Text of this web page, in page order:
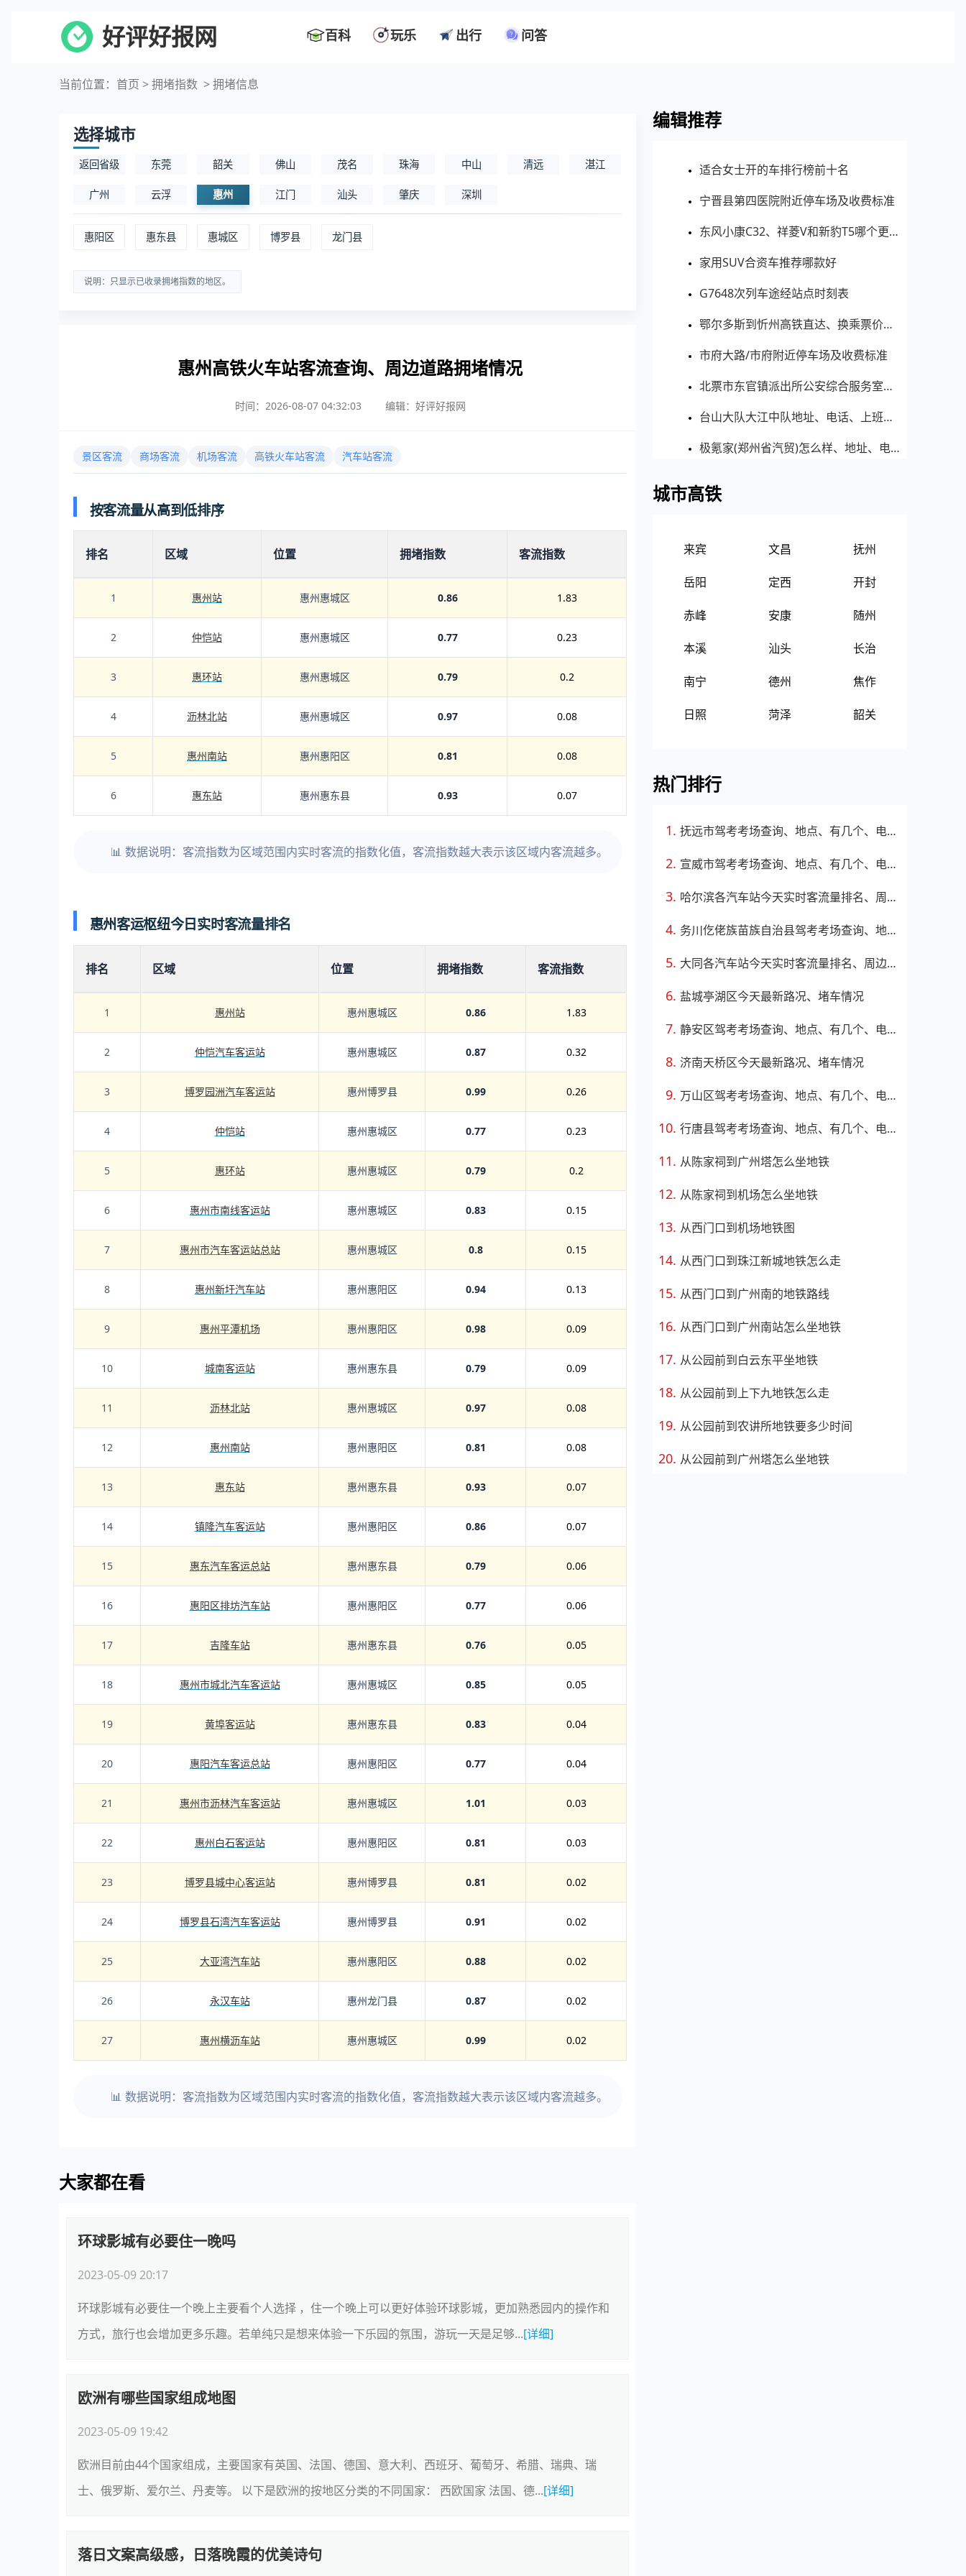
好评好报网 百科 玩乐 出行 问答
当前位置： 首页 >拥堵指数 > 拥堵信息
选择城市
返回省级 东莞 韶关 佛山 茂名 珠海 中山 清远 湛江
广州 云浮 惠州 江门 汕头 肇庆 深圳
惠阳区 惠东县 惠城区 博罗县 龙门县
说明：只显示已收录拥堵指数的地区。
惠州高铁火车站客流查询、周边道路拥堵情况
时间：2026-08-07 04:32:03 编辑：好评好报网
景区客流 商场客流 机场客流 高铁火车站客流 汽车站客流
按客流量从高到低排序
排名 区域 位置 拥堵指数 客流指数
1 惠州站 惠州惠城区 0.86 1.83
2 仲恺站 惠州惠城区 0.77 0.23
3 惠环站 惠州惠城区 0.79 0.2
4 沥林北站 惠州惠城区 0.97 0.08
5 惠州南站 惠州惠阳区 0.81 0.08
6 惠东站 惠州惠东县 0.93 0.07
📊 数据说明：客流指数为区域范围内实时客流的指数化值，客流指数越大表示该区域内客流越多。
惠州客运枢纽今日实时客流量排名
排名 区域 位置 拥堵指数 客流指数
1 惠州站 惠州惠城区 0.86 1.83
2 仲恺汽车客运站 惠州惠城区 0.87 0.32
3 博罗园洲汽车客运站 惠州博罗县 0.99 0.26
4 仲恺站 惠州惠城区 0.77 0.23
5 惠环站 惠州惠城区 0.79 0.2
6 惠州市南线客运站 惠州惠城区 0.83 0.15
7 惠州市汽车客运站总站 惠州惠城区 0.8 0.15
8 惠州新圩汽车站 惠州惠阳区 0.94 0.13
9 惠州平潭机场 惠州惠阳区 0.98 0.09
10 城南客运站 惠州惠东县 0.79 0.09
11 沥林北站 惠州惠城区 0.97 0.08
12 惠州南站 惠州惠阳区 0.81 0.08
13 惠东站 惠州惠东县 0.93 0.07
14 镇隆汽车客运站 惠州惠阳区 0.86 0.07
15 惠东汽车客运总站 惠州惠东县 0.79 0.06
16 惠阳区排坊汽车站 惠州惠阳区 0.77 0.06
17 吉隆车站 惠州惠东县 0.76 0.05
18 惠州市城北汽车客运站 惠州惠城区 0.85 0.05
19 黄埠客运站 惠州惠东县 0.83 0.04
20 惠阳汽车客运总站 惠州惠阳区 0.77 0.04
21 惠州市沥林汽车客运站 惠州惠城区 1.01 0.03
22 惠州白石客运站 惠州惠阳区 0.81 0.03
23 博罗县城中心客运站 惠州博罗县 0.81 0.02
24 博罗县石湾汽车客运站 惠州博罗县 0.91 0.02
25 大亚湾汽车站 惠州惠阳区 0.88 0.02
26 永汉车站 惠州龙门县 0.87 0.02
27 惠州横沥车站 惠州惠城区 0.99 0.02
📊 数据说明：客流指数为区域范围内实时客流的指数化值，客流指数越大表示该区域内客流越多。
大家都在看
环球影城有必要住一晚吗
2023-05-09 20:17
环球影城有必要住一个晚上主要看个人选择 ，住一个晚上可以更好体验环球影城，更加熟悉园内的操作和
方式，旅行也会增加更多乐趣。若单纯只是想来体验一下乐园的氛围，游玩一天是足够...[详细]
欧洲有哪些国家组成地图
2023-05-09 19:42
欧洲目前由44个国家组成，主要国家有英国、法国、德国、意大利、西班牙、葡萄牙、希腊、瑞典、瑞
士、俄罗斯、爱尔兰、丹麦等。 以下是欧洲的按地区分类的不同国家： 西欧国家 法国、德...[详细]
落日文案高级感，日落晚霞的优美诗句
编辑推荐
适合女士开的车排行榜前十名
宁晋县第四医院附近停车场及收费标准
东风小康C32、祥菱V和新豹T5哪个更值得买？性价比、配置对比
家用SUV合资车推荐哪款好
G7648次列车途经站点时刻表
鄂尔多斯到忻州高铁直达、换乘票价明细
市府大路/市府附近停车场及收费标准
北票市东官镇派出所公安综合服务室地址、电话、上班时间、能处理违章吗
台山大队大江中队地址、电话、上班时间、能处理违章吗
极氪家(郑州省汽贸)怎么样、地址、电话、上班时间查询
城市高铁
来宾 文昌 抚州
岳阳 定西 开封
赤峰 安康 随州
本溪 汕头 长治
南宁 德州 焦作
日照 菏泽 韶关
热门排行
抚远市驾考考场查询、地点、有几个、电话、上班时间
宣威市驾考考场查询、地点、有几个、电话、上班时间
哈尔滨各汽车站今天实时客流量排名、周边路况
务川仡佬族苗族自治县驾考考场查询、地点、有几个、电话、上班时间
大同各汽车站今天实时客流量排名、周边路况
盐城亭湖区今天最新路况、堵车情况
静安区驾考考场查询、地点、有几个、电话、上班时间
济南天桥区今天最新路况、堵车情况
万山区驾考考场查询、地点、有几个、电话、上班时间
行唐县驾考考场查询、地点、有几个、电话、上班时间
从陈家祠到广州塔怎么坐地铁
从陈家祠到机场怎么坐地铁
从西门口到机场地铁图
从西门口到珠江新城地铁怎么走
从西门口到广州南的地铁路线
从西门口到广州南站怎么坐地铁
从公园前到白云东平坐地铁
从公园前到上下九地铁怎么走
从公园前到农讲所地铁要多少时间
从公园前到广州塔怎么坐地铁